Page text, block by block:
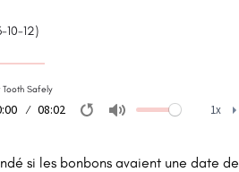
12)
Safely
08:02
1x
si les bonbons avaient une date de